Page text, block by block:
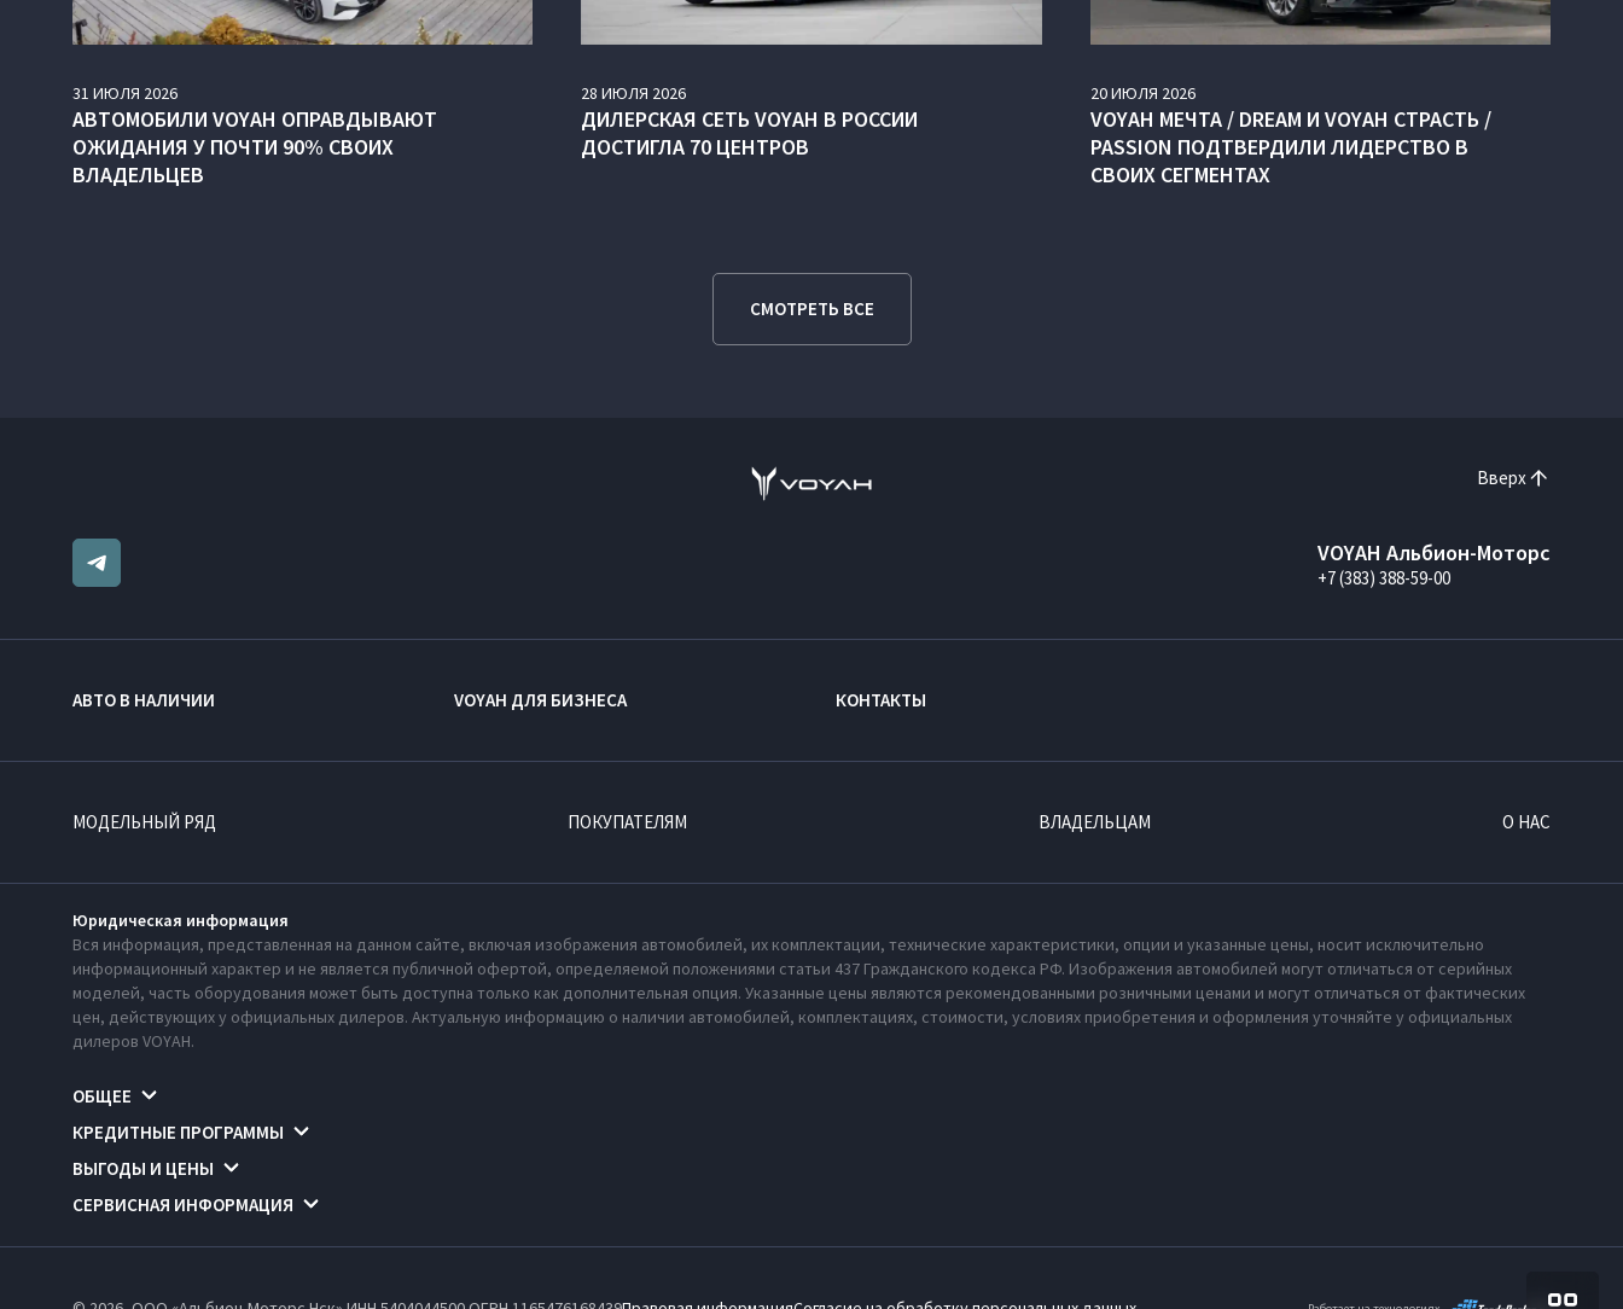
31 ИЮЛЯ 2026
АВТОМОБИЛИ VOYAH ОПРАВДЫВАЮТ
ОЖИДАНИЯ У ПОЧТИ 90% СВОИХ
ВЛАДЕЛЬЦЕВ
28 ИЮЛЯ 2026
ДИЛЕРСКАЯ СЕТЬ VOYAH В РОССИИ
ДОСТИГЛА 70 ЦЕНТРОВ
20ИЮЛЯ 2026
VOYAH МЕЧТА / DREAM И VOYAH СТРАСТЬ /
PASSION ПОДТВЕРДИЛИ ЛИДЕРСТВО В
СВОИХ СЕГМЕНТАХ
СМОТРЕТЬ ВСЕ
Вверх
VOYAH Альбион-Моторс
+7 (383) 388-59-00
АВТО В НАЛИЧИИ VOYAH ДЛЯ БИЗНЕСА КОНТАКТЫ
МОДЕЛЬНЫЙ РЯД ПОКУПАТЕЛЯМ ВЛАДЕЛЬЦАМ О НАС
Юридическая информация
Вся информация, представленная на данном сайте, включая изображения автомобилей, их комплектации, технические характеристики, опции и указанные цены, носит исключительно
информационный характер и не является публичной офертой, определяемой положениями статьи 437 Гражданского кодекса РФ. Изображения автомобилей могут отличаться от серийных
моделей, часть оборудования может быть доступна только как дополнительная опция. Указанные цены являются рекомендованными розничными ценами и могут отличаться от фактических
цен, действующих у официальных дилеров. Актуальную информацию о наличии автомобилей, комплектациях, стоимости, условиях приобретения и оформления уточняйте у официальных
дилеров VOYAH.
ОБЩЕЕ
КРЕДИТНЫЕ ПРОГРАММЫ
ВЫГОДЫ И ЦЕНЫ
СЕРВИСНАЯ ИНФОРМАЦИЯ